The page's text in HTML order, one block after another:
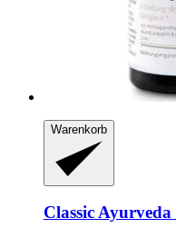
Warenkorb
Classic Ayurveda